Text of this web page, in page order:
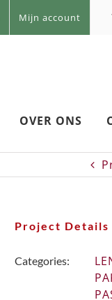
Mijn account
OVER ONS
Project Details
Categories: